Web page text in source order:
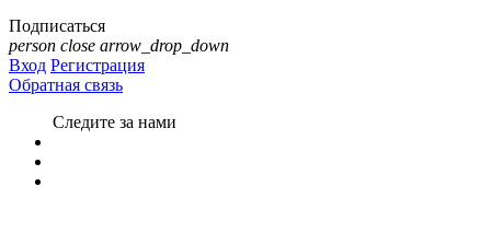
Подписаться
person close arrow_drop_down
Вход Регистрация
Обратная связь
Следите за нами